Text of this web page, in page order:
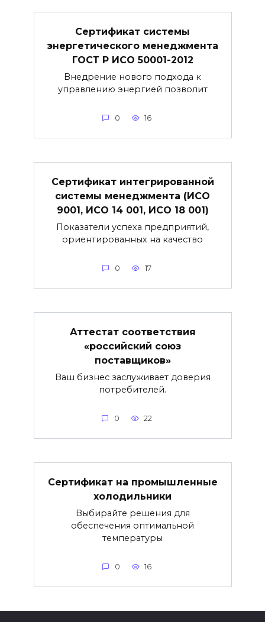
Сертификат системы
энергетического менеджмента
ГОСТ Р ИСО 50001-2012
Внедрение нового подхода к
управлению энергией позволит
0 16
Сертификат интегрированной
системы менеджмента (ИСО
9001, ИСО 14 001, ИСО 18 001)
Показатели успеха предприятий,
ориентированных на качество
0 17
Аттестат соответствия
«российский союз
поставщиков»
Ваш бизнес заслуживает доверия
потребителей.
0 22
Сертификат на промышленные
холодильники
Выбирайте решения для
обеспечения оптимальной
температуры
0 16